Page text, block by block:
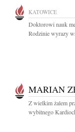
KATOWICE
Doktorowi nauk
Rodzinie wyrazy
MARIAN
Z wielkim żalem
wybitnego